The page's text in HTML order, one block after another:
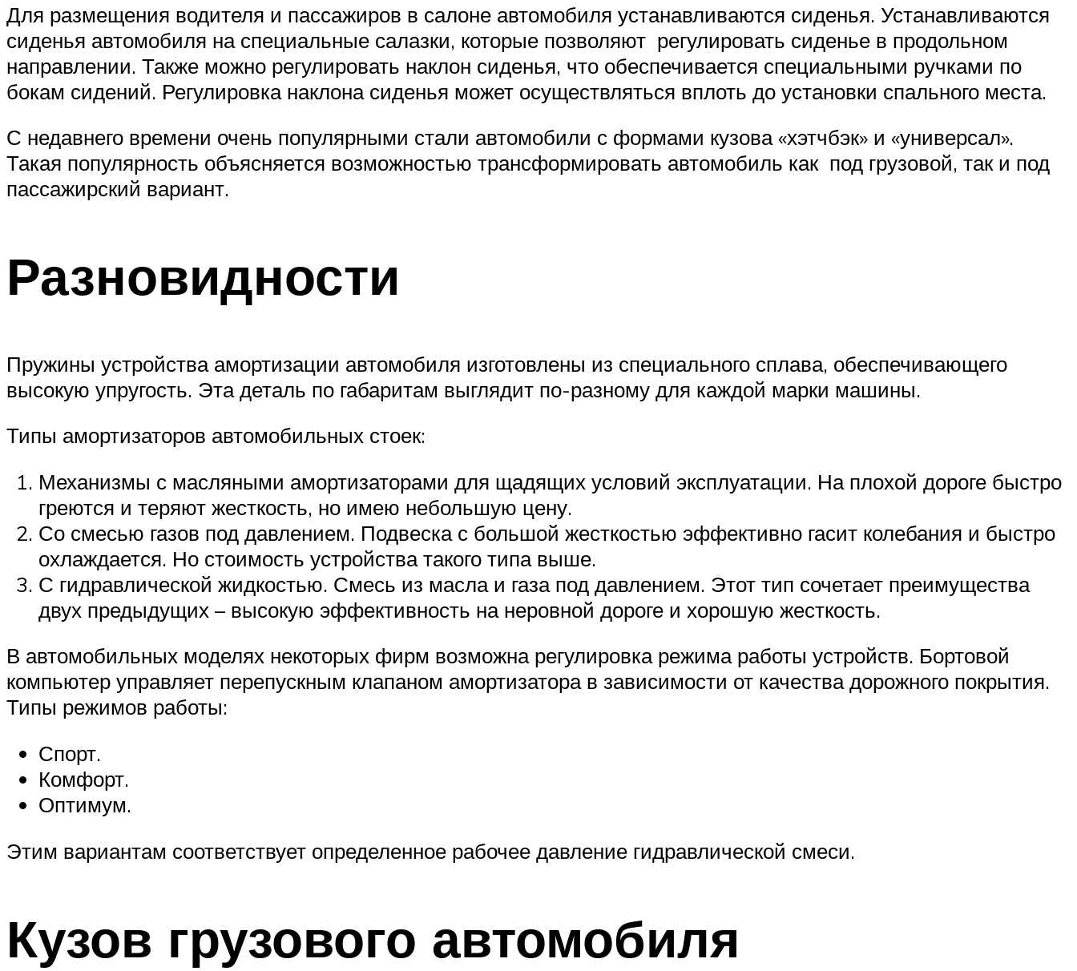
Для размещения водителя и пассажиров в салоне автомобиля устанавливаются сиденья. Устанавливаются
сиденья автомобиля на специальные салазки, которые позволяют регулировать сиденье в продольном
направлении. Также можно регулировать наклон сиденья, что обеспечивается специальными ручками по
бокам сидений. Регулировка наклона сиденья может осуществляться вплоть до установки спального места.
С недавнего времени очень популярными стали автомобили с формами кузова «хэтчбэк» и «универсал».
Такая популярность объясняется возможностью трансформировать автомобиль как под грузовой, так и под
пассажирский вариант.
Разновидности
Пружины устройства амортизации автомобиля изготовлены из специального сплава, обеспечивающего
высокую упругость. Эта деталь по габаритам выглядит по-разному для каждой марки машины.
Типы амортизаторов автомобильных стоек:
Механизмы с масляными амортизаторами для щадящих условий эксплуатации. На плохой дороге быстро
греются и теряют жесткость, но имею небольшую цену.
Со смесью газов под давлением. Подвеска с большой жесткостью эффективно гасит колебания и быстро
охлаждается. Но стоимость устройства такого типа выше.
С гидравлической жидкостью. Смесь из масла и газа под давлением. Этот тип сочетает преимущества
двух предыдущих – высокую эффективность на неровной дороге и хорошую жесткость.
В автомобильных моделях некоторых фирм возможна регулировка режима работы устройств. Бортовой
компьютер управляет перепускным клапаном амортизатора в зависимости от качества дорожного покрытия.
Типы режимов работы:
Спорт.
Комфорт.
Оптимум.
Этим вариантам соответствует определенное рабочее давление гидравлической смеси.
Кузов грузового автомобиля